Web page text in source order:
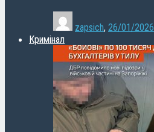
zapsich, 26/01/2026
Кримінал